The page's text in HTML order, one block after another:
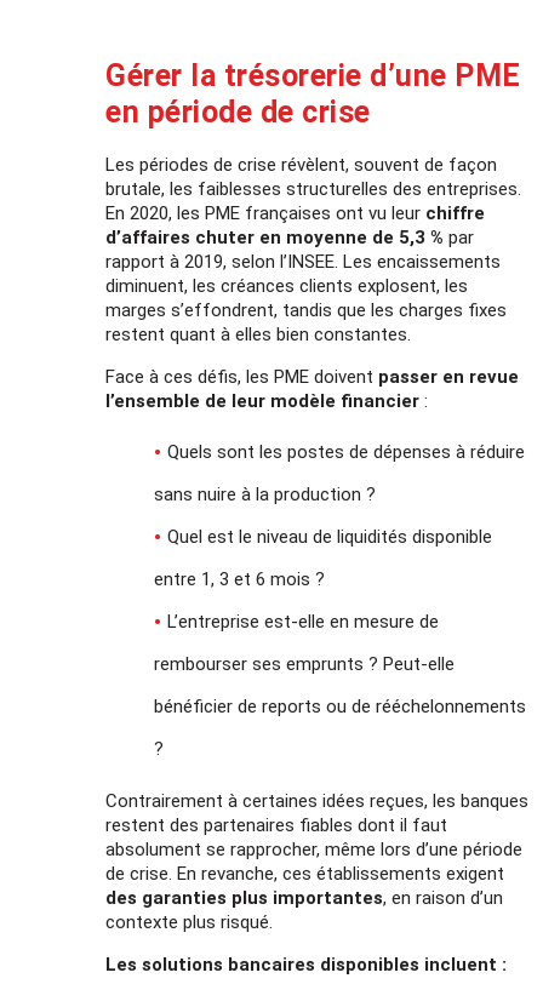
Gérer la trésorerie d’une PME
en période de crise
Les périodes de crise révèlent, souvent de façon
brutale, les faiblesses structurelles des entreprises.
En 2020, les PME françaises ont vu leur chiffre
d’affaires chuter en moyenne de 5,3 % par
rapport à 2019, selon l’INSEE. Les encaissements
diminuent, les créances clients explosent, les
marges s’effondrent, tandis que les charges fixes
restent quant à elles bien constantes.
Face à ces défis, les PME doivent passer en revue
l’ensemble de leur modèle financier :
Quels sont les postes de dépenses à réduire
sans nuire à la production ?
Quel est le niveau de liquidités disponible
entre 1, 3 et 6 mois ?
L’entreprise est-elle en mesure de
rembourser ses emprunts ? Peut-elle
bénéficier de reports ou de rééchelonnements
?
Contrairement à certaines idées reçues, les banques
restent des partenaires fiables dont il faut
absolument se rapprocher, même lors d’une période
de crise. En revanche, ces établissements exigent
des garanties plus importantes, en raison d’un
contexte plus risqué.
Les solutions bancaires disponibles incluent :